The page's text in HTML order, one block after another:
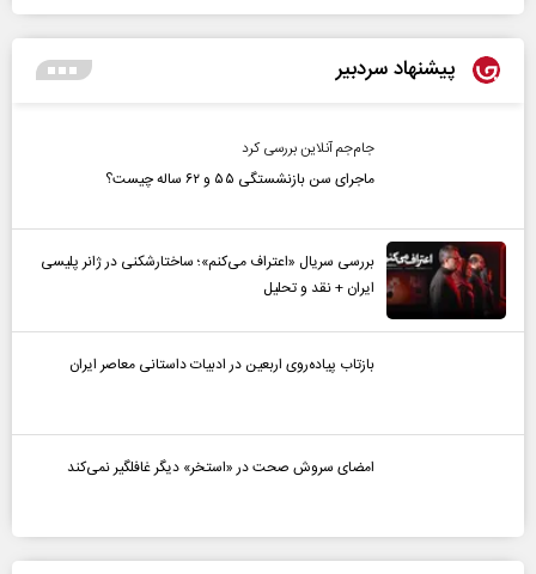
پیشنهاد سردبیر
جام‌جم آنلاین بررسی کرد
ماجرای سن بازنشستگی ۵۵ و ۶۲ ساله چیست؟
بررسی سریال «اعتراف می‌کنم»؛ ساختارشکنی در ژانر پلیسی
ایران + نقد و تحلیل
بازتاب پیاده‌روی اربعین در ادبیات داستانی معاصر ایران
امضای سروش صحت در «استخر» دیگر غافلگیر نمی‌کند